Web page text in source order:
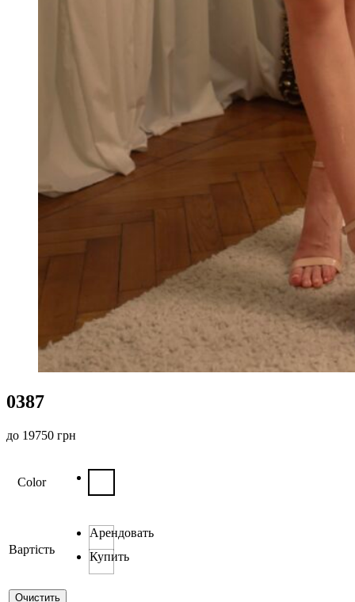
0387
до 19750 грн
Color
Вартість
Арендовать
Купить
Очистить